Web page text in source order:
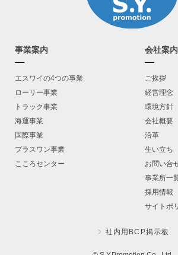
事業案内
エスワイの4つの事業
ローリー事業
トラック事業
海運事業
国際事業
プラスワン事業
こころセンター
会社案内
ご挨拶
経営理念
環境方針
会社概要
沿革
生い立ち
お問い合
事業所一
採用情報
サイトポ
社内用BCP掲示板